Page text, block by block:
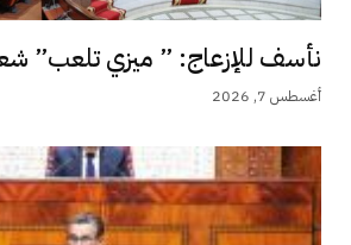
نأسف للإزعاج: ” ميزي تلعب”
أغسطس 7, 2026